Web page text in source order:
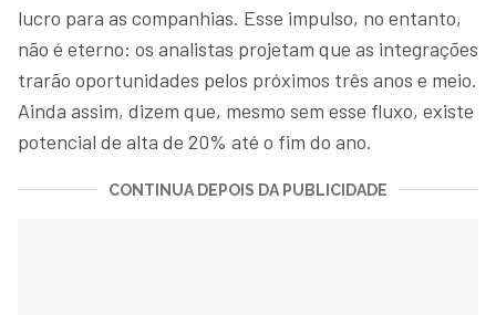
lucro para as companhias. Esse impulso, no entanto,
não é eterno: os analistas projetam que as integrações
trarão oportunidades pelos próximos três anos e meio.
Ainda assim, dizem que, mesmo sem esse fluxo, existe
potencial de alta de 20% até o fim do ano.
CONTINUA DEPOIS DA PUBLICIDADE